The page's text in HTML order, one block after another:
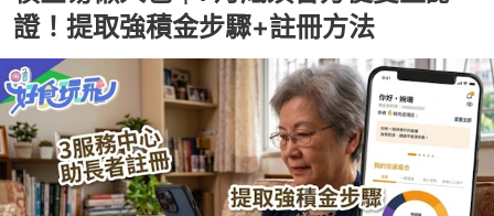
證！提取強積金步驟+註冊方法